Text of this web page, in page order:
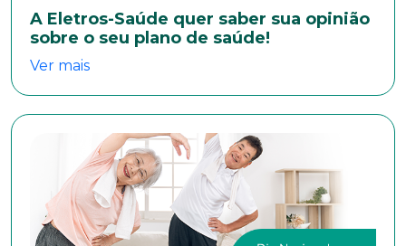
A Eletros-Saúde quer saber sua opinião
sobre o seu plano de saúde!
Ver mais
Telefone
Cidade